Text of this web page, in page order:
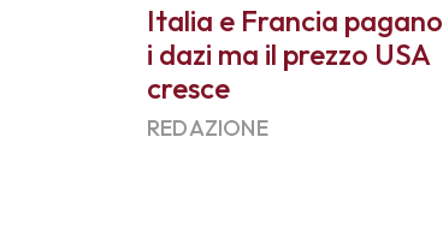
Italia e Francia pagano
i dazi ma il prezzo USA
cresce
REDAZIONE